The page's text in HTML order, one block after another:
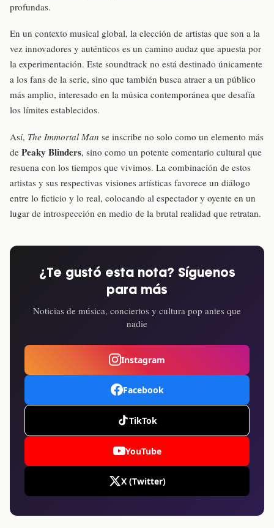
profundas.
En un contexto musical global, la elección de artistas que son a la
vez innovadores y auténticos es un camino audaz que apuesta por
la experimentación. Este soundtrack no está destinado únicamente
a los fans de la serie, sino que también busca atraer a un público
más amplio, interesado en la música contemporánea que desafía
los límites establecidos.
Así, The Immortal Man se inscribe no solo como un elemento más
de Peaky Blinders, sino como un potente comentario cultural que
resuena con los tiempos que vivimos. La combinación de estos
artistas y sus respectivas visiones artísticas favorece un diálogo
entre lo ficticio y lo real, colocando al espectador y oyente en un
lugar de introspección en medio de la brutal realidad que retratan.
¿Te gustó esta nota? Síguenos
para más
Noticias de música, conciertos y cultura pop antes que
nadie
Instagram
Facebook
TikTok
YouTube
X (Twitter)